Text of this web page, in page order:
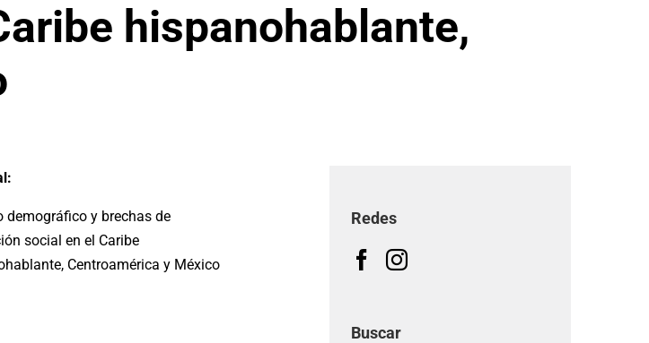
hispanohablante,
demográfico y brechas de
social en el Caribe
Centroamérica y México
Redes
Buscar